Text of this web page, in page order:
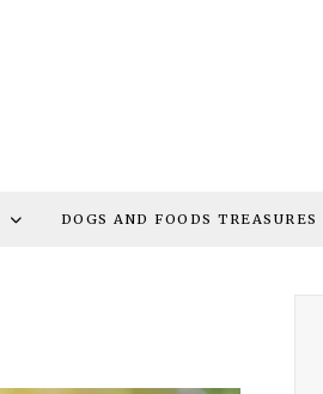
DOGS AND FOODS TREASURES